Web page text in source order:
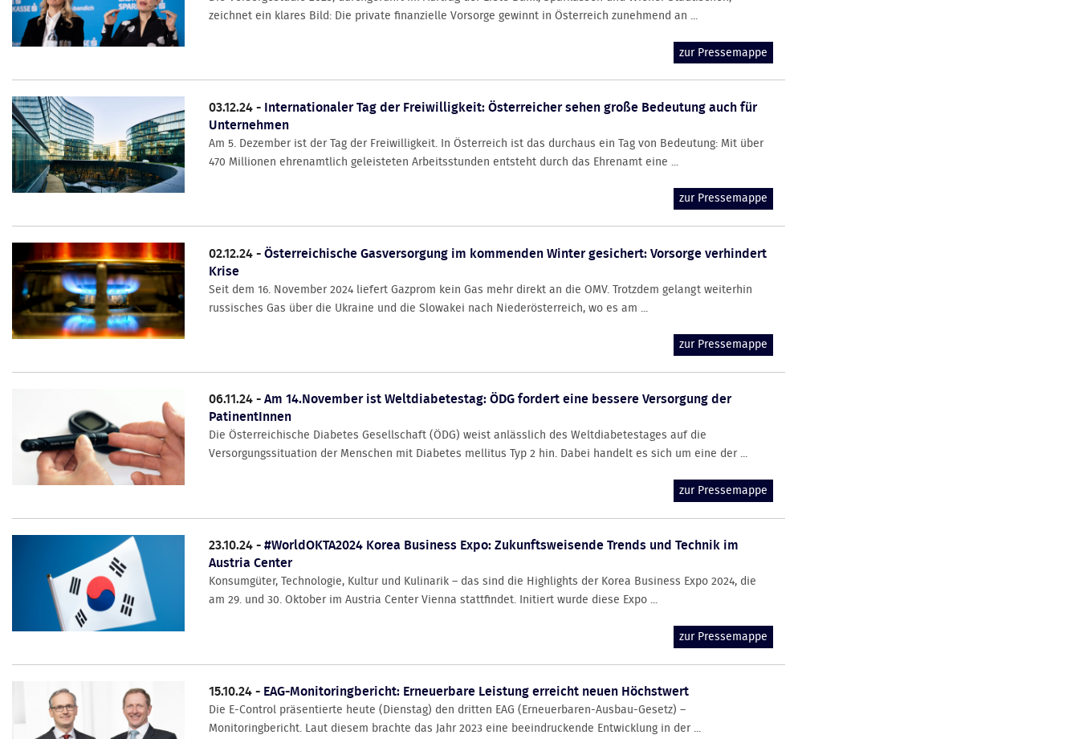
zeichnet ein klares Bild: Die private finanzielle Vorsorge gewinnt in Österreich zunehmend an ...
zur Pressemappe
03.12.24 - Internationaler Tag der Freiwilligkeit: Österreicher sehen große Bedeutung auch für
Unternehmen
Am 5. Dezember ist der Tag der Freiwilligkeit. In Österreich ist das durchaus ein Tag von Bedeutung: Mit über
470 Millionen ehrenamtlich geleisteten Arbeitsstunden entsteht durch das Ehrenamt eine ...
zur Pressemappe
02.12.24 -Österreichische Gasversorgung im kommenden Winter gesichert: Vorsorge verhindert
Krise
Seit dem 16. November 2024 liefert Gazprom kein Gas mehr direkt an die OMV. Trotzdem gelangt weiterhin
russisches Gas über die Ukraine und die Slowakei nach Niederösterreich, wo es am ...
zur Pressemappe
06.11.24 -Am 14.November ist Weltdiabetestag: ÖDG fordert eine bessere Versorgung der
PatinentInnen
Die Österreichische Diabetes Gesellschaft (ÖDG) weist anlässlich des Weltdiabetestages auf die
Versorgungssituation der Menschen mit Diabetes mellitus Typ 2 hin. Dabei handelt es sich um eine der ...
zur Pressemappe
23.10.24 -#WorldOKTA2024 Korea Business Expo: Zukunftsweisende Trends und Technik im
Austria Center
Konsumgüter, Technologie, Kultur und Kulinarik – das sind die Highlights der Korea Business Expo 2024, die
am 29. und 30. Oktober im Austria Center Vienna stattfindet. Initiert wurde diese Expo ...
zur Pressemappe
15.10.24 - EAG-Monitoringbericht: Erneuerbare Leistung erreicht neuen Höchstwert
Die E-Control präsentierte heute (Dienstag) den dritten EAG (Erneuerbaren-Ausbau-Gesetz) –
Monitoringbericht. Laut diesem brachte das Jahr 2023 eine beeindruckende Entwicklung in der ...